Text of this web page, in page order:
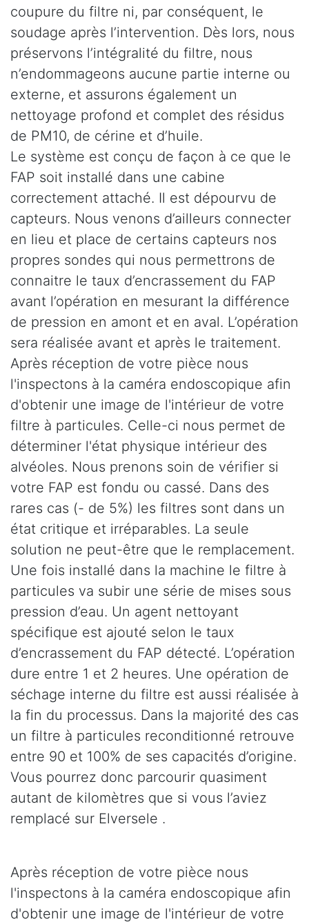
coupure du filtre ni, par conséquent, le
soudage après l’intervention. Dès lors, nous
préservons l’intégralité du filtre, nous
n’endommageons aucune partie interne ou
externe, et assurons également un
nettoyage profond et complet des résidus
de PM10, de cérine et d’huile.
Le système est conçu de façon à ce que le
FAP soit installé dans une cabine
correctement attaché. Il est dépourvu de
capteurs. Nous venons d’ailleurs connecter
en lieu et place de certains capteurs nos
propres sondes qui nous permettrons de
connaitre le taux d’encrassement du FAP
avant l’opération en mesurant la différence
de pression en amont et en aval. L’opération
sera réalisée avant et après le traitement.
Après réception de votre pièce nous
l'inspectons à la caméra endoscopique afin
d'obtenir une image de l'intérieur de votre
filtre à particules. Celle-ci nous permet de
déterminer l'état physique intérieur des
alvéoles. Nous prenons soin de vérifier si
votre FAP est fondu ou cassé. Dans des
rares cas (- de 5%) les filtres sont dans un
état critique et irréparables. La seule
solution ne peut-être que le remplacement.
Une fois installé dans la machine le filtre à
particules va subir une série de mises sous
pression d’eau. Un agent nettoyant
spécifique est ajouté selon le taux
d’encrassement du FAP détecté. L’opération
dure entre 1 et 2 heures. Une opération de
séchage interne du filtre est aussi réalisée à
la fin du processus. Dans la majorité des cas
un filtre à particules reconditionné retrouve
entre 90 et 100% de ses capacités d’origine.
Vous pourrez donc parcourir quasiment
autant de kilomètres que si vous l’aviez
remplacé sur Elversele .
Après réception de votre pièce nous
l'inspectons à la caméra endoscopique afin
d'obtenir une image de l'intérieur de votre